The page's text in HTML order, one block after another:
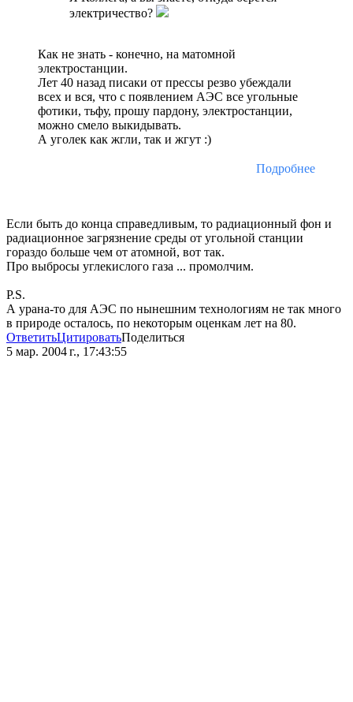
электричество?
Как не знать - конечно, на матомной
электростанции.
Лет 40 назад писаки от прессы резво убеждали
всех и вся, что с появлением АЭС все угольные
фотики, тьфу, прошу пардону, электростанции,
можно смело выкидывать.
А уголек как жгли, так и жгут :)
Подробнее
Если быть до конца справедливым, то радиационный фон и
радиационное загрязнение среды от угольной станции
гораздо больше чем от атомной, вот так.
Про выбросы углекислого газа ... промолчим.
P.S.
А урана-то для АЭС по нынешним технологиям не так много
в природе осталось, по некоторым оценкам лет на 80.
ОтветитьЦитироватьПоделиться
5 мар. 2004 г., 17:43:55